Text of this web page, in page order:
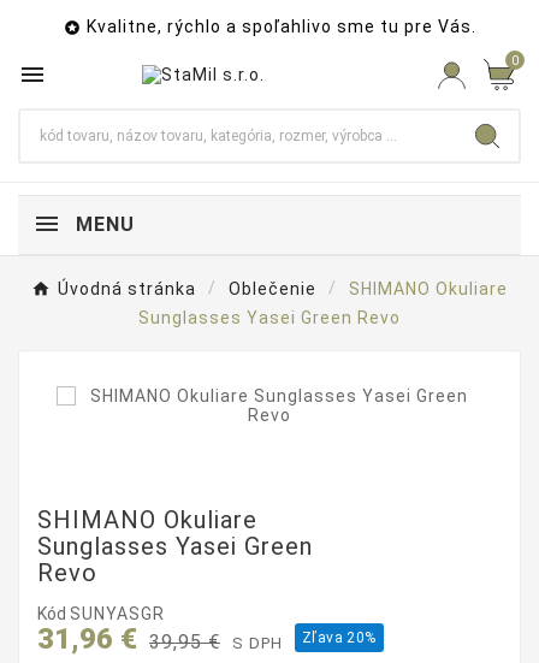
 Kvalitne, rýchlo a spoľahlivo sme tu pre Vás.
 0
MENU
Úvodná stránka Oblečenie
SHIMANO Okuliare
Sunglasses Yasei Green Revo
SHIMANO Okuliare
Sunglasses Yasei Green
Revo
Kód SUNYASGR
31,96 € 39,95 € S DPH Zľava 20%